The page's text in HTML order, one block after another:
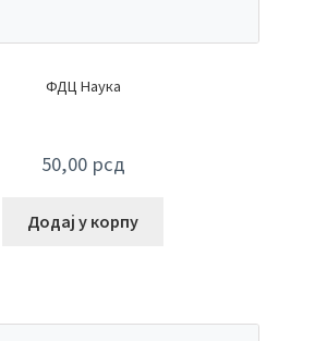
ФДЦ Наука
50,00 рсд
Додај у корпу